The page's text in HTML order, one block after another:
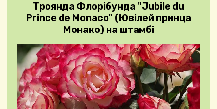
Троянда Флорібунда "Jubile du
Prince de Monaco" (Ювілей принца
Монако) на штамбі